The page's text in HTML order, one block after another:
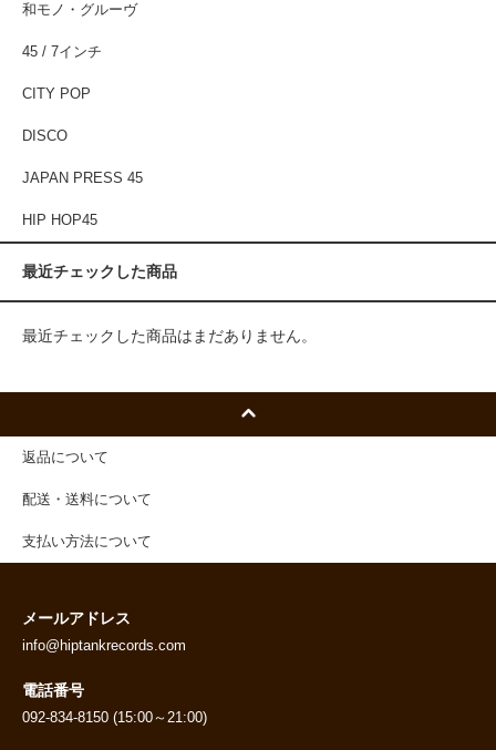
和モノ・グルーヴ
45 / 7インチ
CITY POP
DISCO
JAPAN PRESS 45
HIP HOP45
最近チェックした商品
最近チェックした商品はまだありません。
返品について
配送・送料について
支払い方法について
メールアドレス
info@hiptankrecords.com
電話番号
092-834-8150 (15:00～21:00)